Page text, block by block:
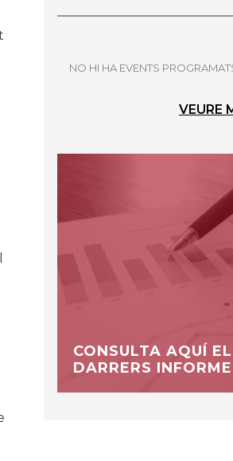
NO HI HA EVENTS
VEURE
CONSULTA AQUÍ
DARRERS